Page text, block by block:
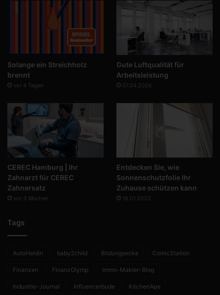
Solange ein Streichholz
brennt
vor 4 Tagen
Gute Luftqualität für
Arbeitsleistung
07.04.2026
CEREC Hamburg | Ihr
Zahnarzt für CEREC
Zahnersatz
vor 3 Wochen
Entdecken Sie, wie
Sonnenschutzfolie Ihr
Zuhause schützen kann
18.01.2023
Tags
AutoHeldin baby2child Bildungsecke ComicStation
Finanzen FinanzOlymp Immo-Makler-Blog
Industrie-Journal Influencerbude KitchenApe